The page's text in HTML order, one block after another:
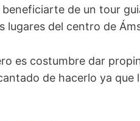
de un tour
lugares del centro de
es costumbre dar
de hacerlo ya